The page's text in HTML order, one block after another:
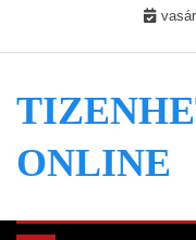
ONLINE